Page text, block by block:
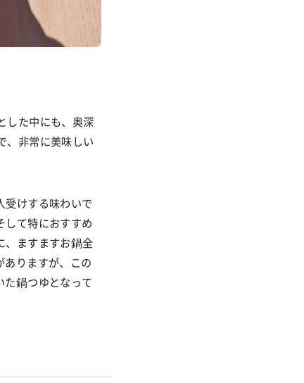
した中にも、奥深
、非常に美味しい
受けする味わいで
して特におすすめ
、ますますお鍋全
ありますが、この
た鍋つゆとなって